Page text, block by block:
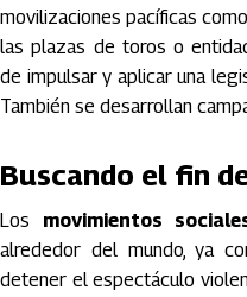
movilizaciones pacíficas
las plazas de toros o
de impulsar y aplicar una
También se desarrollan
Buscando el fin
Los movimientos
alrededor del mundo, ya
detener el espectáculo